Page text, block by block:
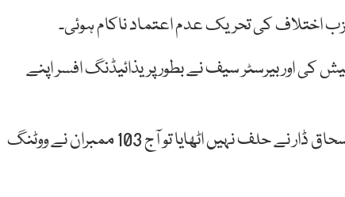
کی اور بیرسٹر سیف نے بطور پریذائیڈنگ افسر اپنے
ایوان بالا میں مجموعی طور پر 104 ارکان ہیں جن میں سے اسحاق ڈار نے حلف نہیں اٹھایا تو آج 103 ممبران نے ووٹنگ